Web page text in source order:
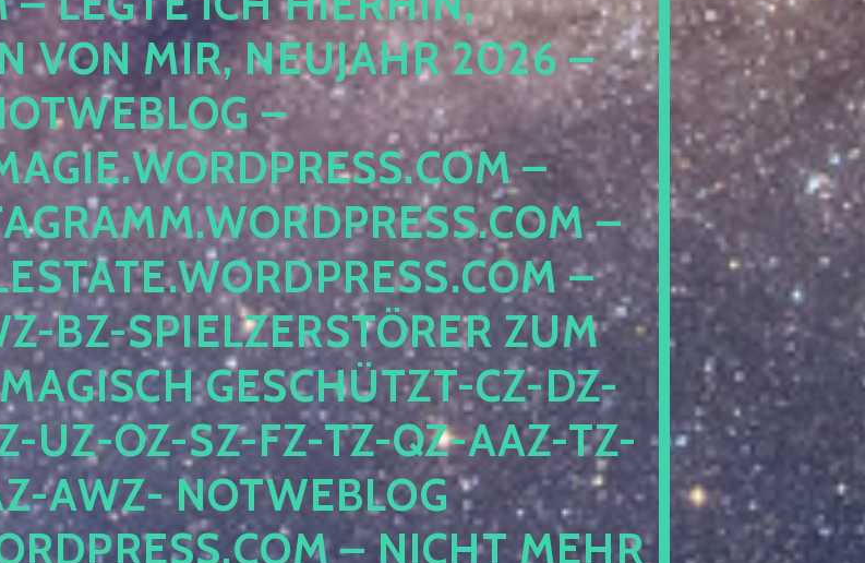
VON MIR, NEUJAHR 2026 – N
– F
– D
– L
– A
SPIELZERSTÖRER ZUM S
GESCHÜTZT-CZ-DZ-ZZ
OZ-SZ-FZ-TZ-QZ-AAZ-TZ-HZ
NOTWEBLOG PE
– NICHT MEHR BE